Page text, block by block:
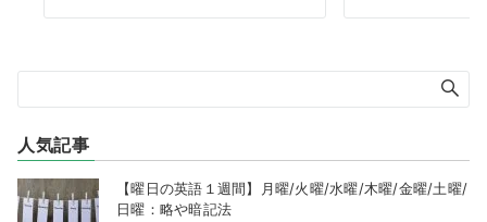
人気記事
【曜日の英語１週間】月曜/火曜/水曜/木曜/金曜/土曜/
日曜：略や暗記法